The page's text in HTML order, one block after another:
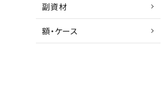
副資材
額・ケース